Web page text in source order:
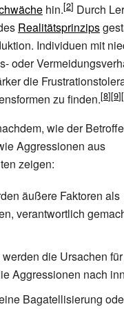
hin.
Durch
Realitätsprinzips
Individuen mit
oder
die
zu finden.
wie der
Aggressionen aus
zeigen:
äußere Faktoren als
verantwortlich
die Ursachen
Aggressionen nach
Bagatellisierung